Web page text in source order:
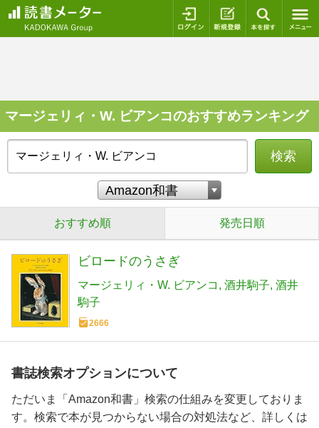
ログイン 新規登録
マージェリィ・W. ビアンコのおすすめランキング
検索
おすすめ順 発売日順
ビロードのうさぎ
マージェリィ・W. ビアンコ 酒井駒子 酒井
駒子
2666
書誌検索オプションについて
ただいま「Amazon和書」検索の仕組みを変更しておりま
す。検索で本が見つからない場合の対処法など、詳しくは